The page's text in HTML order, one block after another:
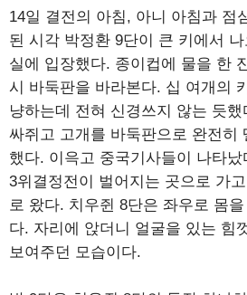
14일 결전의 아침, 아니 아침과 점
된 시각 박정환 9단이 큰 키에서
실에 입장했다. 종이컵에 물을 한
시 바둑판을 바라본다. 십 여개의
냥하는데 전혀 신경쓰지 않는 듯
싸쥐고 고개를 바둑판으로 완전히
했다. 이윽고 중국기사들이 나타
3위결정전이 벌어지는 곳으로 가
로 왔다. 치우쥔 8단은 좌우로 몸
다. 자리에 앉더니 얼굴을 있는 힘
보여주던 모습이다.